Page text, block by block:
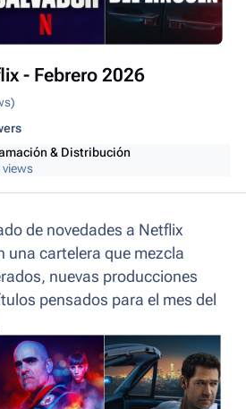
- Febrero 2026
& Distribución
views
de novedades a Netflix
una cartelera que mezcla
nuevas producciones
pensados para el mes del